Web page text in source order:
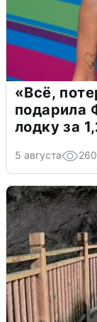
«Всё,
подарила
лодку за
5 августа 260